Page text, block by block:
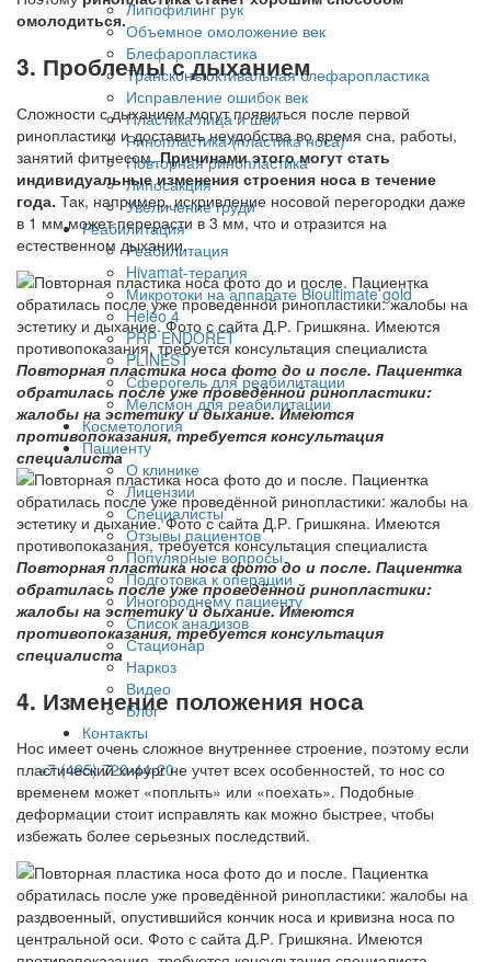
Липофилинг рук
Объемное омоложение век
Блефаропластика
Трансконъюктивальная блефаропластика
Исправление ошибок век
Пластика лица и шеи
Ринопластика (пластика носа)
Повторная ринопластика
Липосакция
Увеличение груди
Реабилитация
Реабилитация
Hivamat-терапия
Микротоки на аппарате Bioultimate gold
Heleo 4
PRP ENDORET
PLINEST
Сферогель для реабилитации
Мелсмон для реабилитации
Косметология
Пациенту
О клинике
Лицензии
Специалисты
Отзывы пациентов
Популярные вопросы
Подготовка к операции
Иногороднему пациенту
Список анализов
Стационар
Наркоз
Видео
Блог
Контакты
+7 (495) 720-44-20
омолодиться.
3. Проблемы с дыханием
Сложности с дыханием могут появиться после первой
ринопластики и доставить неудобства во время сна, работы,
занятий фитнесом.Причинами этого могут стать
индивидуальные изменения строения носа в течение
года. Так, например, искривление носовой перегородки даже
в 1 мм может перерасти в 3 мм, что и отразится на
естественном дыхании.
Повторная пластика носа фото до и после. Пациентка
обратилась после уже проведённой ринопластики:
жалобы на эстетику и дыхание. Имеются
противопоказания, требуется консультация
специалиста
Повторная пластика носа фото до и после. Пациентка
обратилась после уже проведённой ринопластики:
жалобы на эстетику и дыхание. Имеются
противопоказания, требуется консультация
специалиста
4. Изменение положения носа
Нос имеет очень сложное внутреннее строение, поэтому если
пластический хирург не учтет всех особенностей, то нос со
временем может «поплыть» или «поехать». Подобные
деформации стоит исправлять как можно быстрее, чтобы
избежать более серьезных последствий.